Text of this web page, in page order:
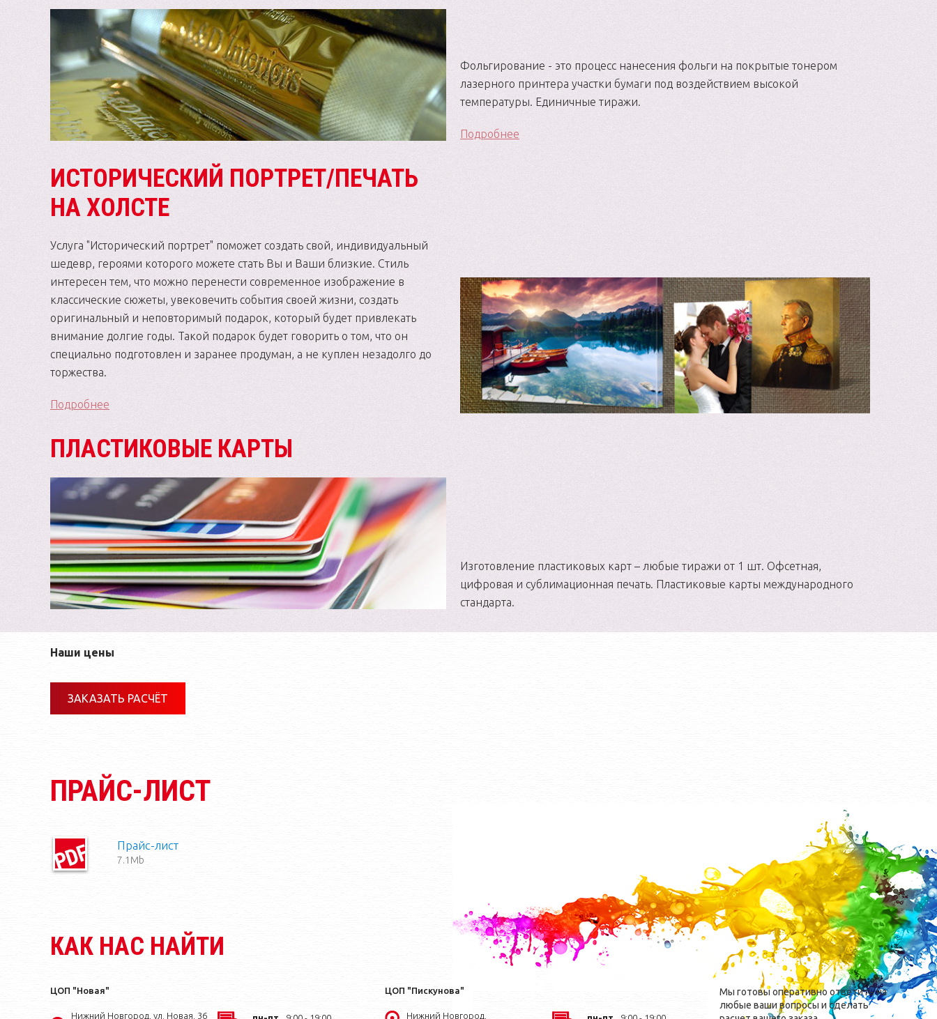
Фольгирование - это процесс нанесения фольги на покрытые тонером
лазерного принтера участки бумаги под воздействием высокой
температуры. Единичные тиражи.
Подробнее
ИСТОРИЧЕСКИЙ ПОРТРЕТ/ПЕЧАТЬ
НА ХОЛСТЕ
Услуга "Исторический портрет" поможет создать свой, индивидуальный
шедевр, героями которого можете стать Вы и Ваши близкие. Стиль
интересен тем, что можно перенести современное изображение в
классические сюжеты, увековечить события своей жизни, создать
оригинальный и неповторимый подарок, который будет привлекать
внимание долгие годы. Такой подарок будет говорить о том, что он
специально подготовлен и заранее продуман, а не куплен незадолго до
торжества.
Подробнее
ПЛАСТИКОВЫЕ КАРТЫ
Изготовление пластиковых карт – любые тиражи от 1 шт. Офсетная,
цифровая и сублимационная печать. Пластиковые карты международного
стандарта.
Наши цены
ЗАКАЗАТЬ РАСЧЁТ
ПРАЙС-ЛИСТ
Прайс-лист
7.1Mb
КАК НАС НАЙТИ
ЦОП "Новая"
Нижний Новгород, ул. Новая, 36
ЦОП "Пискунова"
Нижний Новгород,
Мы готовы оперативно ответить на
любые ваши вопросы и сделать